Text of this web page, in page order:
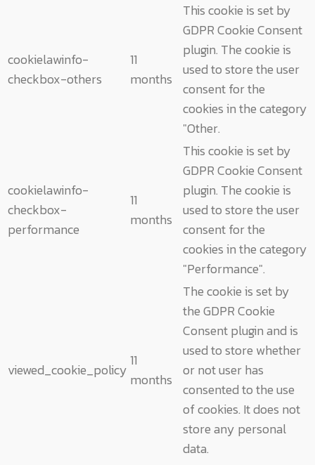
cookielawinfo-
checkbox-others
11
months
This cookie is set by
GDPR Cookie Consent
plugin. The cookie is
used to store the user
consent for the
cookies in the category
"Other.
cookielawinfo-
checkbox-
performance
11
months
This cookie is set by
GDPR Cookie Consent
plugin. The cookie is
used to store the user
consent for the
cookies in the category
"Performance".
viewed_cookie_policy
11
months
The cookie is set by
the GDPR Cookie
Consent plugin and is
used to store whether
or not user has
consented to the use
of cookies. It does not
store any personal
data.